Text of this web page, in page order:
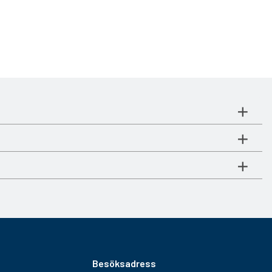
Besöksadress